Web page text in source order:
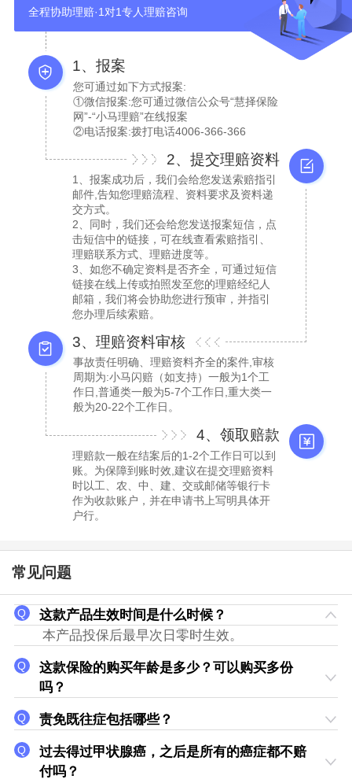
全程协助理赔·1对1专人理赔咨询
1、报案
您可通过如下方式报案:
①微信报案:您可通过微信公众号“慧择保险
网”-“小马理赔”在线报案
②电话报案:拨打电话4006-366-366
2、提交理赔资料
1、报案成功后，我们会给您发送索赔指引
邮件,告知您理赔流程、资料要求及资料递
交方式。
2、同时，我们还会给您发送报案短信，点
击短信中的链接，可在线查看索赔指引、
理赔联系方式、理赔进度等。
3、如您不确定资料是否齐全，可通过短信
链接在线上传或拍照发至您的理赔经纪人
邮箱，我们将会协助您进行预审，并指引
您办理后续索赔。
3、理赔资料审核
事故责任明确、理赔资料齐全的案件,审核
周期为:小马闪赔（如支持）一般为1个工
作日,普通类一般为5-7个工作日,重大类一
般为20-22个工作日。
4、领取赔款
理赔款一般在结案后的1-2个工作日可以到
账。为保障到账时效,建议在提交理赔资料
时以工、农、中、建、交或邮储等银行卡
作为收款账户，并在申请书上写明具体开
户行。
常见问题
这款产品生效时间是什么时候？
本产品投保后最早次日零时生效。
这款保险的购买年龄是多少？可以购买多份
吗？
责免既往症包括哪些？
过去得过甲状腺癌，之后是所有的癌症都不赔
付吗？